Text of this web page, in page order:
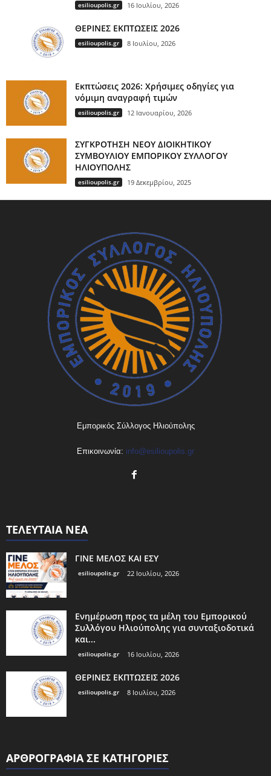
esilioupolis.gr 16 Ιουλίου, 2026
ΘΕΡΙΝΕΣ ΕΚΠΤΩΣΕΙΣ 2026
esilioupolis.gr 8 Ιουλίου, 2026
Εκπτώσεις 2026: Χρήσιμες οδηγίες για
νόμιμη αναγραφή τιμών
esilioupolis.gr 12 Ιανουαρίου, 2026
ΣΥΓΚΡΟΤΗΣΗ ΝΕΟΥ ΔΙΟΙΚΗΤΙΚΟΥ
ΣΥΜΒΟΥΛΙΟΥ ΕΜΠΟΡΙΚΟΥ ΣΥΛΛΟΓΟΥ
ΗΛΙΟΥΠΟΛΗΣ
esilioupolis.gr 19 Δεκεμβρίου, 2025
Εμπορικός Σύλλογος Ηλιούπολης
Επικοινωνία: info@esilioupolis.gr
ΤΕΛΕΥΤΑΙΑ ΝΕΑ
ΓΙΝΕ ΜΕΛΟΣ ΚΑΙ ΕΣΥ
esilioupolis.gr 22 Ιουλίου, 2026
Ενημέρωση προς τα μέλη του Εμπορικού
Συλλόγου Ηλιούπολης για συνταξιοδοτικά
και...
esilioupolis.gr 16 Ιουλίου, 2026
ΘΕΡΙΝΕΣ ΕΚΠΤΩΣΕΙΣ 2026
esilioupolis.gr 8 Ιουλίου, 2026
ΑΡΘΡΟΓΡΑΦΙΑ ΣΕ ΚΑΤΗΓΟΡΙΕΣ